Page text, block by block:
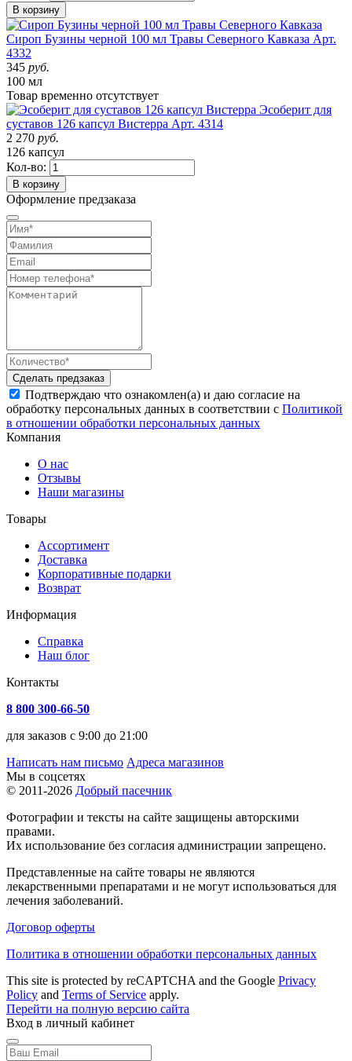
В корзину
Сироп Бузины черной 100 мл Травы Северного Кавказа Арт.
4332
345 руб.
100 мл
Товар временно отсутствует
Эсоберит для
суставов 126 капсул Вистерра Арт. 4314
2 270 руб.
126 капсул
Кол-во:
В корзину
Оформление предзаказа
Сделать предзаказ
Подтверждаю что ознакомлен(а) и даю согласие на
обработку персональных данных в соответствии с Политикой
в отношении обработки персональных данных
Компания
О нас
Отзывы
Наши магазины
Товары
Ассортимент
Доставка
Корпоративные подарки
Возврат
Информация
Справка
Наш блог
Контакты
8 800 300-66-50
для заказов с 9:00 до 21:00
Написать нам письмо Адреса магазинов
Мы в соцсетях
© 2011-2026 Добрый пасечник
Фотографии и тексты на сайте защищены авторскими
правами.
Их использование без согласия администрации запрещено.
Представленные на сайте товары не являются
лекарственными препаратами и не могут использоваться для
лечения заболеваний.
Договор оферты
Политика в отношении обработки персональных данных
This site is protected by reCAPTCHA and the Google Privacy
Policy and Terms of Service apply.
Перейти на полную версию сайта
Вход в личный кабинет